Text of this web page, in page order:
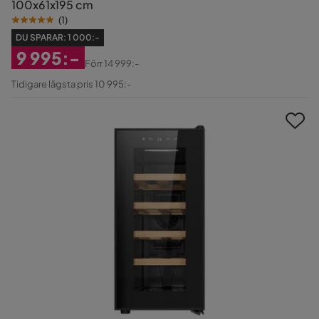
100x61x195 cm
(1)
DU SPARAR: 1 000:-
Rabatterat
9 995:-
Original
Förr14 999:-
Tidigare lägsta pris 10 995:-